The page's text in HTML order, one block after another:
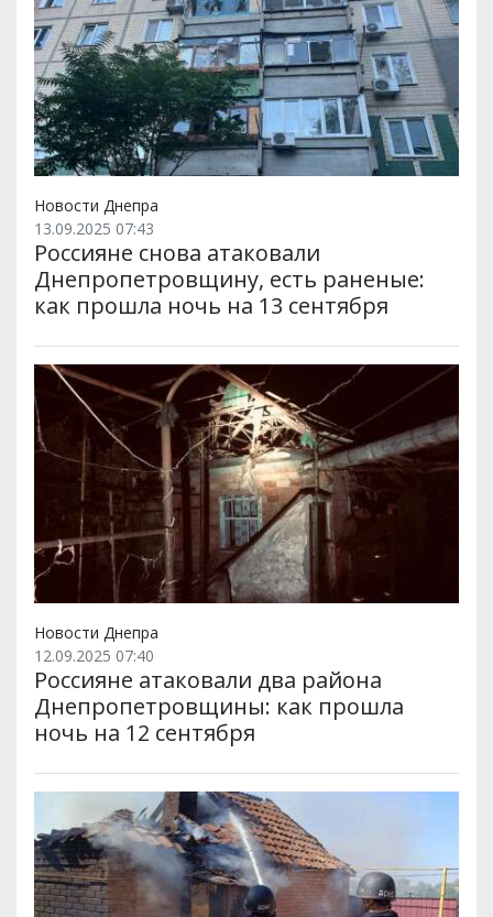
Новости Днепра
13.09.2025 07:43
Россияне снова атаковали
Днепропетровщину, есть раненые:
как прошла ночь на 13 сентября
Новости Днепра
12.09.2025 07:40
Россияне атаковали два района
Днепропетровщины: как прошла
ночь на 12 сентября